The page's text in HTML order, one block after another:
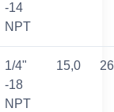
-14
NPT
1/4"
-18
NPT
15,0